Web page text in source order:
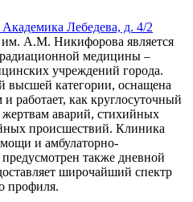
Лебедева, д. 4/2
А.М. Никифорова является
медицины –
учреждений города.
высшей категории, оснащена
работает, как круглосуточный
аварий, стихийных
происшествий. Клиника
и амбулаторно-
также дневной
широчайший спектр
профиля.